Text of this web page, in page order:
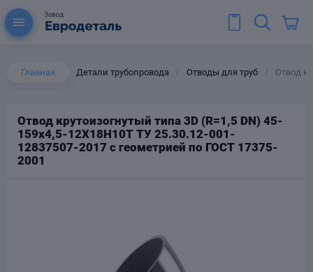
Главная Детали трубопровода Отводы для труб Отвод
Отвод крутоизогнутый типа 3D (R=1,5 DN) 45-
159х4,5-12Х18Н10Т ТУ 25.30.12-001-
12837507-2017 с геометрией по ГОСТ 17375-
2001
для труб
Колена для труб
Тройники стальные